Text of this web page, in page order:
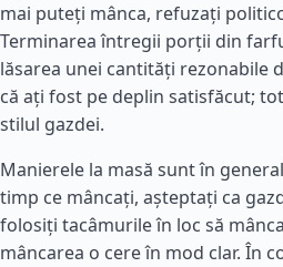
mai puteți mânca, refuzați
Terminarea întregii porții din
lăsarea unei cantități rezonabile
că ați fost pe deplin satisfăcut;
stilul gazdei.
Manierele la masă sunt în
timp ce mâncați, așteptați ca
folosiți tacâmurile în loc să
mâncarea o cere în mod clar. În